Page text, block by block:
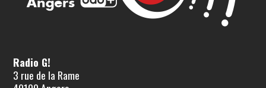
Radio G!
3 rue de la Rame